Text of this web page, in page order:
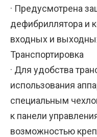
· Предусмотрена
дефибриллятора и
входных и
Транспортировка
· Для удобства
использования
специальным
к панели
возможностью